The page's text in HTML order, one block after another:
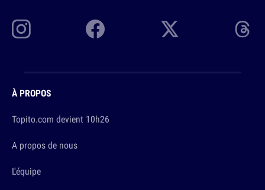
À PROPOS
Topito.com devient 10h26
A propos de nous
L'équipe